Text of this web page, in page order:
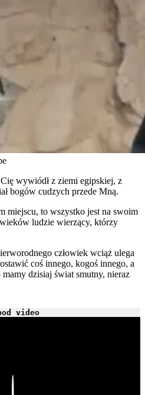
wywiódł z ziemi egipskiej, z
bogów cudzych przede Mną.
miejscu, to wszystko jest na swoim
ludzie wierzący, którzy
człowiek wciąż ulega
coś innego, kogoś innego, a
dzisiaj świat smutny, nieraz
video